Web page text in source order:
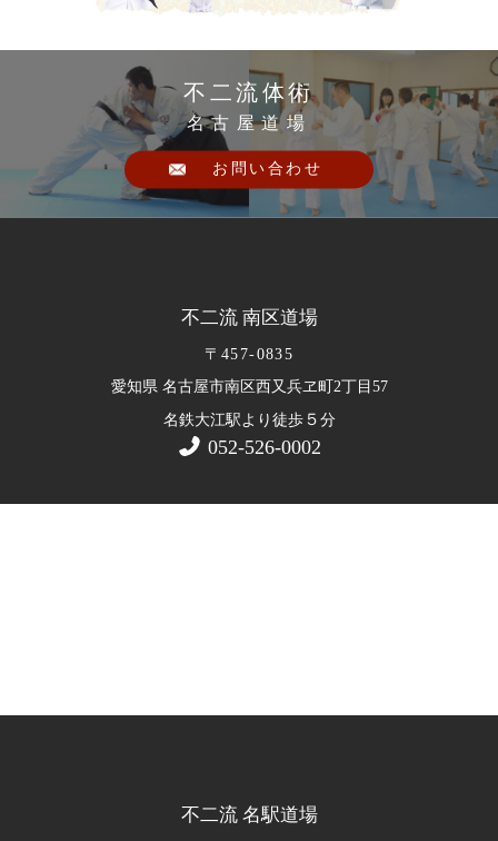
不二流体術
名古屋道場
お問い合わせ
不二流 南区道場
〒457-0835
愛知県 名古屋市南区西又兵ヱ町2丁目57
名鉄大江駅より徒歩５ 分
052-526-0002
不二流 名駅道場